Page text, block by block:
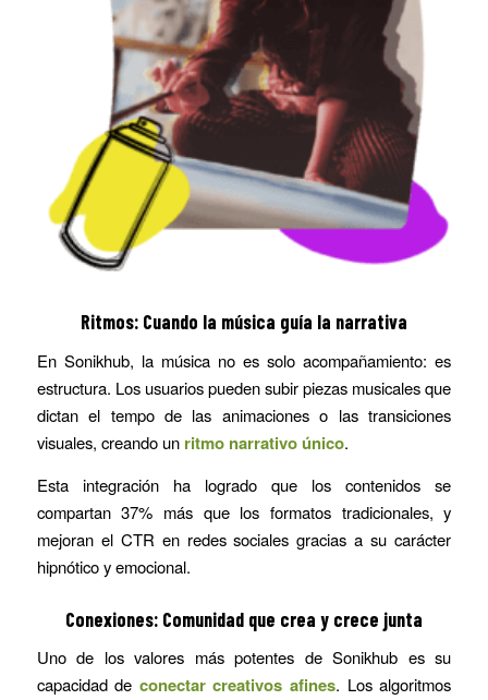
Ritmos: Cuando la música guía la narrativa
En Sonikhub, la música no es solo acompañamiento: es
estructura. Los usuarios pueden subir piezas musicales que
dictan el tempo de las animaciones o las transiciones
visuales, creando un ritmo narrativo único.
Esta integración ha logrado que los contenidos se
compartan 37% más que los formatos tradicionales, y
mejoran el CTR en redes sociales gracias a su carácter
hipnótico y emocional.
Conexiones: Comunidad que crea y crece junta
Uno de los valores más potentes de Sonikhub es su
capacidad de conectar creativos afines. Los algoritmos